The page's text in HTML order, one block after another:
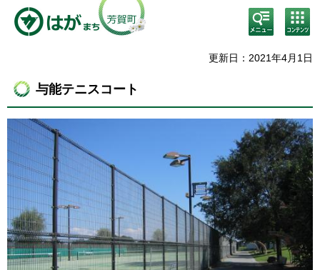
検
索・
メニ
コン
テン
ニュ
更新日：2021年4月1日
与能テニスコート